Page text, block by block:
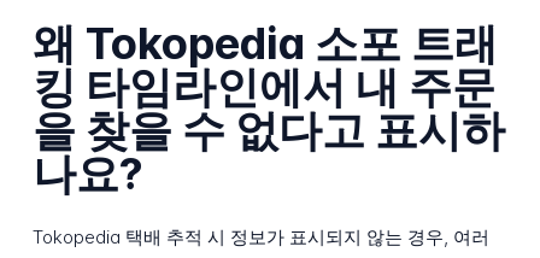
왜 Tokopedia 소포 트래
킹 타임라인에서 내 주문
을 찾을 수 없다고 표시하
나요?
Tokopedia 택배 추적 시 정보가 표시되지 않는 경우, 여러